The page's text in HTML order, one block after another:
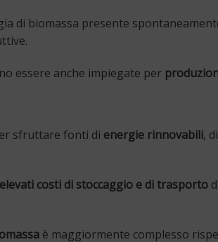
di biomassa presente
essere anche impiegate per
sfruttare fonti di energie rinnovabili,
elevati costi di stoccaggio e di trasporto
è maggiormente complesso